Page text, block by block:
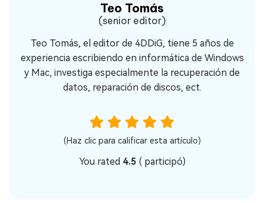
Teo Tomás
(senior editor)
Teo Tomás, el editor de 4DDiG, tiene 5 años de
experiencia escribiendo en informática de Windows
y Mac, investiga especialmente la recuperación de
datos, reparación de discos, ect.
(Haz clic para calificar esta artículo)
You rated 4.5 ( participó)